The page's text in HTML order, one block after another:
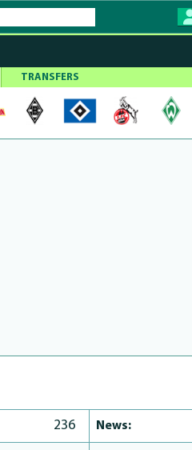
TRANSFERS
236 News: